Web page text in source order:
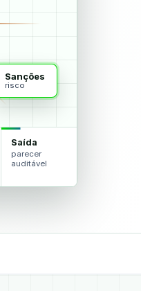
Sanções
risco
Saída
parecer
auditável